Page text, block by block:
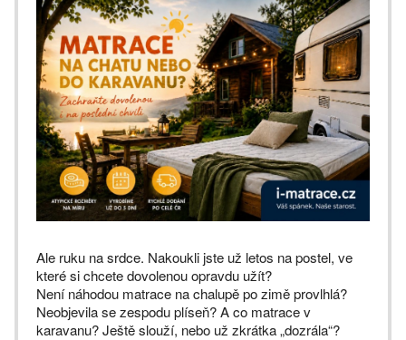
Ale ruku na srdce. Nakoukli jste už letos na postel, ve
které si chcete dovolenou opravdu užít?
Není náhodou matrace na chalupě po zimě provlhlá?
Neobjevila se zespodu plíseň? A co matrace v
karavanu? Ještě slouží, nebo už zkrátka „dozrála“?